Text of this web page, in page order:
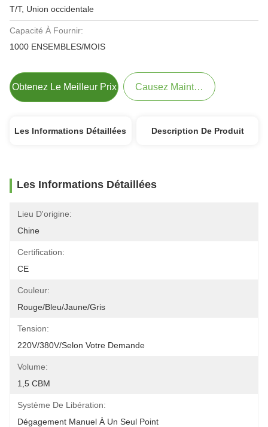
T/T, Union occidentale
Capacité À Fournir:
1000 ENSEMBLES/MOIS
Obtenez Le Meilleur Prix Causez Maintenant
Les Informations Détaillées Description De Produit
Les Informations Détaillées
Lieu D'origine:
Chine
Certification:
CE
Couleur:
Rouge/bleu/jaune/gris
Tension:
220V/380V/selon Votre Demande
Volume:
1,5 CBM
Système De Libération:
Dégagement Manuel À Un Seul Point